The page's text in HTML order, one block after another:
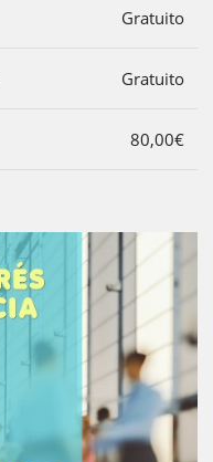
Gratuito
Gratuito
80,00€